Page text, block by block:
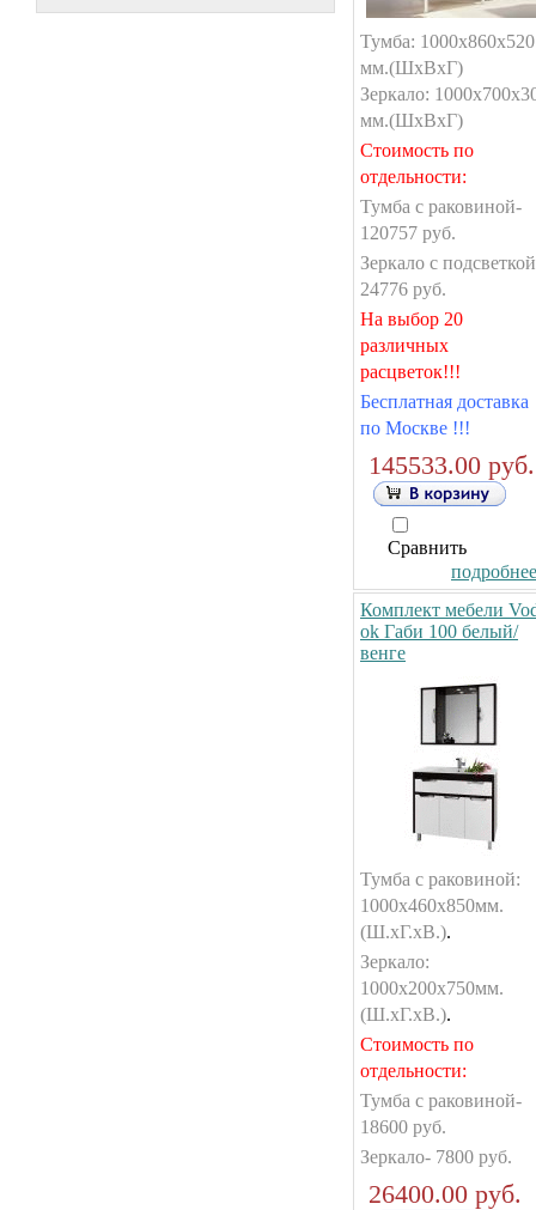
Тумба: 1000x860x520
мм.(ШxВxГ)
Зеркало:
мм.(ШxВxГ)
Стоимость по
отдельности:
Тумба с раковиной-
120757 руб.
Зеркало с
24776 руб.
На выбор 20
различных
расцветок!!!
Бесплатная доставка
по Москве !!!
145533.00 руб.
Сравнить
Комплект мебели
ok Габи 100 белый/
венге
Тумба с раковиной:
1000х460х850мм.
(Ш.хГ.хВ.).
Зеркало:
1000х200х750мм.
(Ш.хГ.хВ.).
Стоимость по
отдельности:
Тумба с раковиной-
18600 руб.
Зеркало- 7800 руб.
26400.00 руб.